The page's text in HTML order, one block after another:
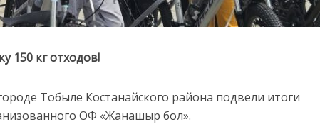
150 кг отходов!
Тобыле Костанайского района подвели итоги
ОФ «Жанашыр бол».